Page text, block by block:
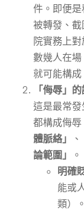
件。即便
被轉發、
院實務上
數幾人在場
就可能構成
「侮辱」
這是最常
都構成侮
體脈絡」
、
論範圍」
。
明確
能或
類）